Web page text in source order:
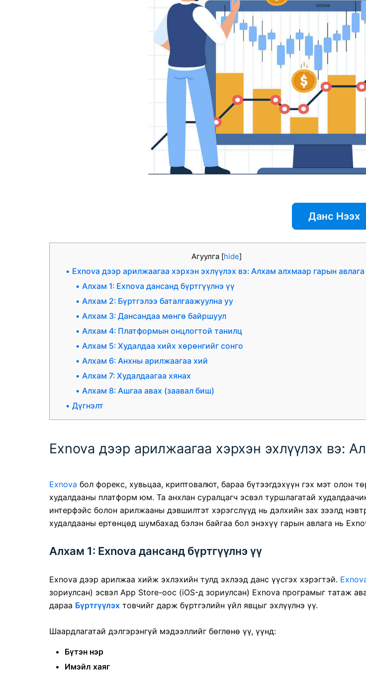
Данс Нээх
Агуулга [hide]
Exnova дээр арилжаагаа хэрхэн эхлүүлэх вэ: Алхам алхмаар гарын авлага
Алхам 1: Exnova дансанд бүртгүүлнэ үү
Алхам 2: Бүртгэлээ баталгаажуулна уу
Алхам 3: Дансандаа мөнгө байршуул
Алхам 4: Платформын онцлогтой танилц
Алхам 5: Худалдаа хийх хөрөнгийг сонго
Алхам 6: Анхны арилжаагаа хий
Алхам 7: Худалдаагаа хянах
Алхам 8: Ашгаа авах (заавал биш)
Дүгнэлт
Exnova дээр арилжаагаа хэрхэн эхлүүлэх вэ:
Exnova бол форекс, хувьцаа, криптовалют, бараа бүтээгдэхүүн гэх мэт олон
худалдааны платформ юм. Та анхлан суралцагч эсвэл туршлагатай
интерфэйс болон арилжааны дэвшилтэт хэрэгслүүд нь дэлхийн зах зээлд
худалдааны ертөнцөд шумбахад бэлэн байгаа бол энэхүү гарын авлага нь
Алхам 1: Exnova дансанд бүртгүүлнэ үү
Exnova дээр арилжаа хийж эхлэхийн тулд эхлээд данс үүсгэх хэрэгтэй.
зориулсан) эсвэл App Store-оос (iOS-д зориулсан) Exnova програмыг татаж
дараа Бүртгүүлэх товчийг дарж бүртгэлийн үйл явцыг эхлүүлнэ үү.
Шаардлагатай дэлгэрэнгүй мэдээллийг бөглөнө үү, үүнд:
Бүтэн нэр
Имэйл хаяг